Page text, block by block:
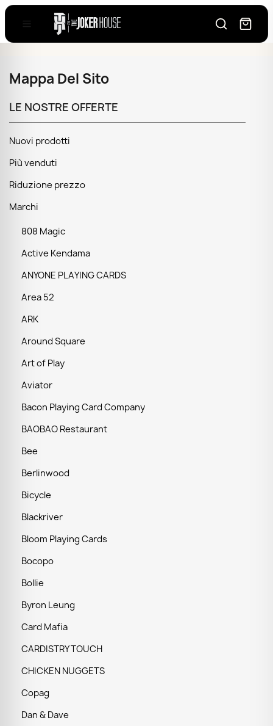
Mappa Del Sito
LE NOSTRE OFFERTE
Nuovi prodotti
Più venduti
Riduzione prezzo
Marchi
808 Magic
Active Kendama
ANYONE PLAYING CARDS
Area 52
ARK
Around Square
Art of Play
Aviator
Bacon Playing Card Company
BAOBAO Restaurant
Bee
Berlinwood
Bicycle
Blackriver
Bloom Playing Cards
Bocopo
Bollie
Byron Leung
Card Mafia
CARDISTRY TOUCH
CHICKEN NUGGETS
Copag
Dan & Dave